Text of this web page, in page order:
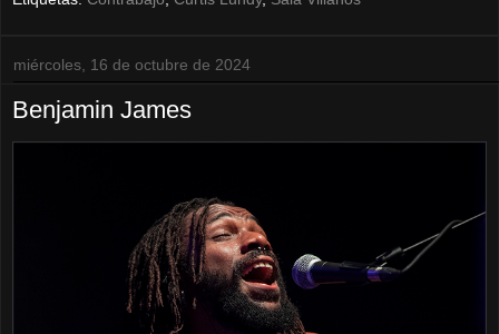
miércoles, 16 de octubre de 2024
Benjamin James